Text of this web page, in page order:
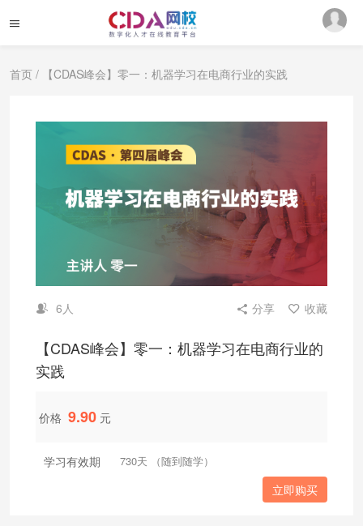
首页 / 【CDAS峰会】零一：机器学习在电商行业的实践
6人 分享 收藏
【CDAS峰会】零一：机器学习在电商行业的
实践
价格 9.90 元
学习有效期 730天 （随到随学）
立即购买